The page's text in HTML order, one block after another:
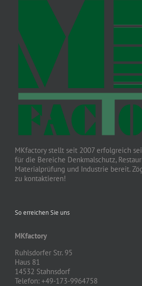
MKfactory stellt seit 2007 erfolgreich
für die Bereiche Denkmalschutz,
Materialprüfung und Industrie bereit.
zu kontaktieren!
So erreichen Sie uns
MKfactory
Ruhlsdorfer Str. 95
Haus 81
14532 Stahnsdorf
Telefon: +49-173-9964758